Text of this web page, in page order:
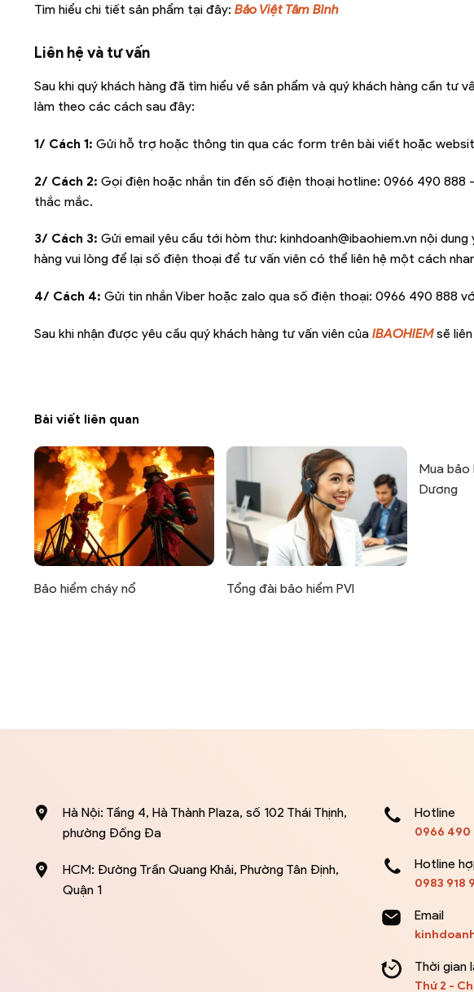
Tìm hiểu chi tiết sản phẩm tại đây: Bảo Việt Tâm Bình
Liên hệ và tư vấn
Sau khi quý khách hàng đã tìm hiểu về sản phẩm và quý khách hàng cần tư
làm theo các cách sau đây:
1/ Cách 1: Gửi hỗ trợ hoặc thông tin qua các form trên bài viết hoặc
2/ Cách 2: Gọi điện hoặc nhắn tin đến số điện thoại hotline: 0966 490 888
thắc mắc.
3/ Cách 3: Gửi email yêu cầu tới hòm thư: kinhdoanh@ibaohiem.vn nội dung
hàng vui lòng để lại số điện thoại để tư vấn viên có thể liên hệ một cách
4/ Cách 4: Gửi tin nhắn Viber hoặc zalo qua số điện thoại: 0966 490 888
Sau khi nhận được yêu cầu quý khách hàng tư vấn viên của IBAOHIEM sẽ
Bài viết liên quan
Bảo hiểm cháy nổ Tổng đài bảo hiểm PVI
Mua bảo
Dương
Hà Nội: Tầng 4, Hà Thành Plaza, số 102 Thái Thịnh,
phường Đống Đa
HCM: Đường Trần Quang Khải, Phường Tân Định,
Quận 1
Hotline
0966 490
Hotline
0983 918
Email
Thời gian
Thứ 2 -